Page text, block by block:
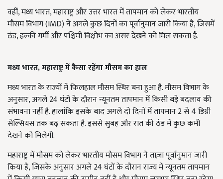
वहीं, मध्य भारत, महाराष्ट्र और उत्तर भारत में तापमान को लेकर भारतीय
मौसम विभाग (IMD) ने अगले कुछ दिनों का पूर्वानुमान जारी किया है, जिसमें
ठंड, हल्की गर्मी और पश्चिमी विक्षोभ का असर देखने को मिल सकता है.
मध्य भारत,महाराष्ट्र में कैसा रहेंगा मौसम का हाल
मध्य भारत के राज्यों में फिलहाल मौसम स्थिर बना हुआ है. मौसम विभाग के
अनुसार, अगले 24 घंटों के दौरान न्यूनतम तापमान में किसी बड़े बदलाव की
संभावना नहीं है. हालांकि इसके बाद अगले दो दिनों में तापमान 2 से 4 डिग्री
सेल्सियस तक बढ़ सकता है. इससे सुबह और रात की ठंड में कुछ कमी
देखने को मिलेगी.
महाराष्ट्र में मौसम को लेकर भारतीय मौसम विभाग ने ताज़ा पूर्वानुमान जारी
किया है, जिसके अनुसार अगले 24 घंटों के दौरान राज्य में न्यूनतम तापमान